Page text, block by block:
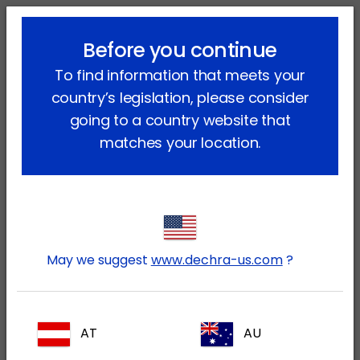
lock_outline search menu
Produits
Médicaments
Médicaments
(12 produits)
Type de prescription
Tous
Aires Thérapeutiques
Before you continue
To find information that meets your
country’s legislation, please consider
going to a country website that
matches your location.
May we suggest www.dechra-us.com?
AT AU